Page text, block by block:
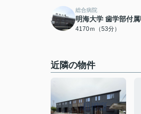
総合病院
明海大学 歯学部付
4170ｍ（53分）
近隣の物件